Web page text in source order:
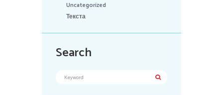
Uncategorized
Текста
Search